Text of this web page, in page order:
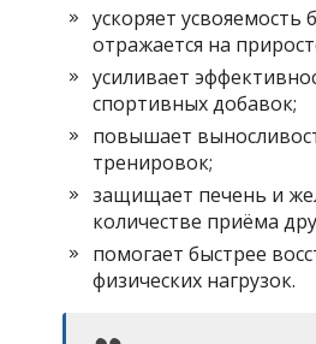
ускоряет усвояемость
отражается на
усиливает
спортивных добавок;
повышает
тренировок;
защищает печень и
количестве приёма
помогает быстрее
физических нагрузок.